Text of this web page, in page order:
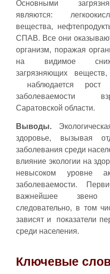
Основными
являются:
вещества,
СПАВ. Все они
организм, поражая
на видимое
загрязняющих
наблюдается
заболеваемости
Саратовской области.
Выводы.
здоровье, вызывая
заболевания среди
влияние экологии на
невысоком уровне
заболеваемости.
важнейшее звено
следовательно, в том
зависят и показатели
среди населения.
Ключевые